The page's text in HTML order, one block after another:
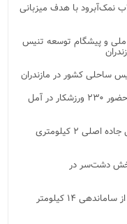
نمک‌آبرود با هدف میزبانی
ملی و پیشگام توسعه تنیس
رقابت‌های کشتی آزاد پیشکسوتان کشور با حضور ۲۳۰ ورزشکار در آمل
پایان پروژه نیمه‌تمام ۱۵ ساله پارک و تکمیل جاده اصلی ۲ کیلومتری
آمل از ۱۴ روستای بخش دشت‌سر در
چالوس آماده جهشی تازه در مسیر توسعه/ از ساماندهی ۱۴ کیلومتر